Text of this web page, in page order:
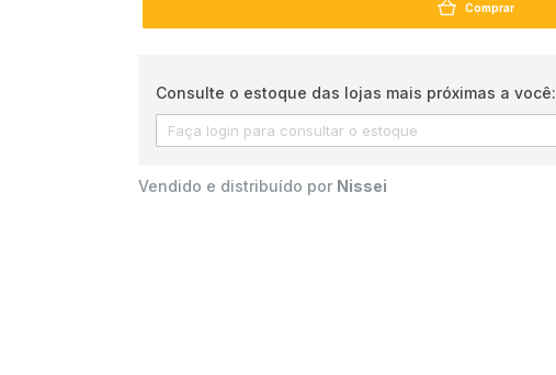
Comprar
Consulte o estoque das lojas mais próximas a você:
Vendido e distribuído por Nissei